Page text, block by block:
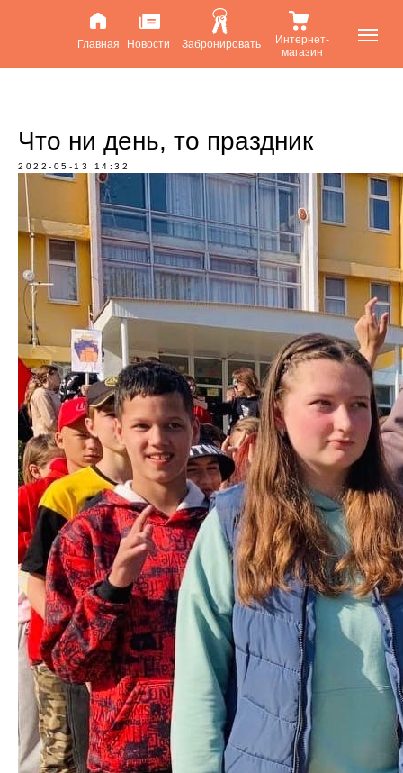
Главная Новости Забронировать
Интернет-
магазин
Что ни день, то праздник
2022-05-13 14:32